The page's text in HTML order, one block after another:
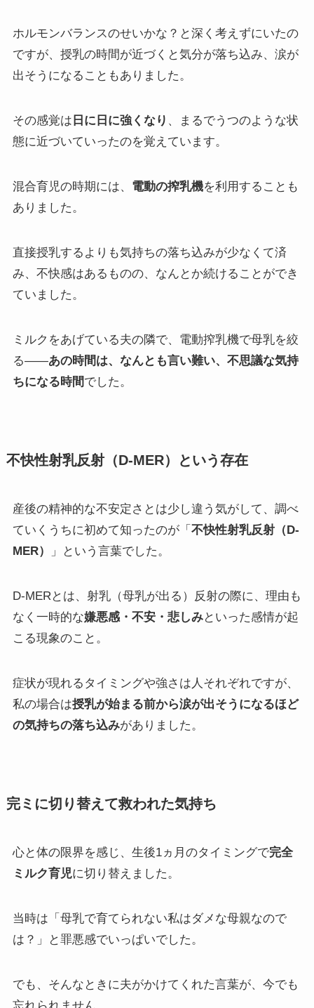
ホルモンバランスのせいかな？と深く考えずにいたの
ですが、授乳の時間が近づくと気分が落ち込み、涙が
出そうになることもありました。
その感覚は 日に日に強くなり 、まるでうつのような状
態に近づいていったのを覚えています。
混合育児の時期には、 電動の搾乳機を利用することも
ありました。
直接授乳するよりも気持ちの落ち込みが少なくて済
み、不快感はあるものの、なんとか続けることができ
ていました。
ミルクをあげている夫の隣で、電動搾乳機で母乳を絞
る——あの時間は、なんとも言い難い、不思議な気持
ちになる時間でした。
不快性射乳反射（D-MER）という存在
産後の精神的な不安定さとは少し違う気がして、調べ
ていくうちに初めて知ったのが「 不快性射乳反射（D-
MER）
」という言葉でした。
D-MERとは、射乳（母乳が出る）反射の際に、理由も
なく一時的な嫌悪感・不安・悲しみといった感情が起
こる現象のこと。
症状が現れるタイミングや強さは人それぞれですが、
私の場合は授乳が始まる前から涙が出そうになるほど
の気持ちの落ち込みがありました。
完ミに切り替えて救われた気持ち
心と体の限界を感じ、生後1ヵ月のタイミングで完全
ミルク育児に切り替えました。
当時は「母乳で育てられない私はダメな母親なので
は？」と罪悪感でいっぱいでした。
でも、そんなときに夫がかけてくれた言葉が、今でも
忘れられません。